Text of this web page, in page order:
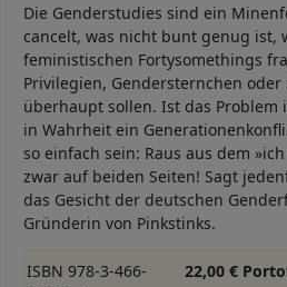
Die Genderstudies sind ein
cancelt, was nicht bunt genug ist,
feministischen Fortysomethings
Privilegien, Gendersternchen oder
überhaupt sollen. Ist das Problem
in Wahrheit ein
so einfach sein: Raus aus dem
zwar auf beiden Seiten! Sagt
das Gesicht der deutschen
Gründerin von Pinkstinks.
ISBN 978-3-466-
22,00 €